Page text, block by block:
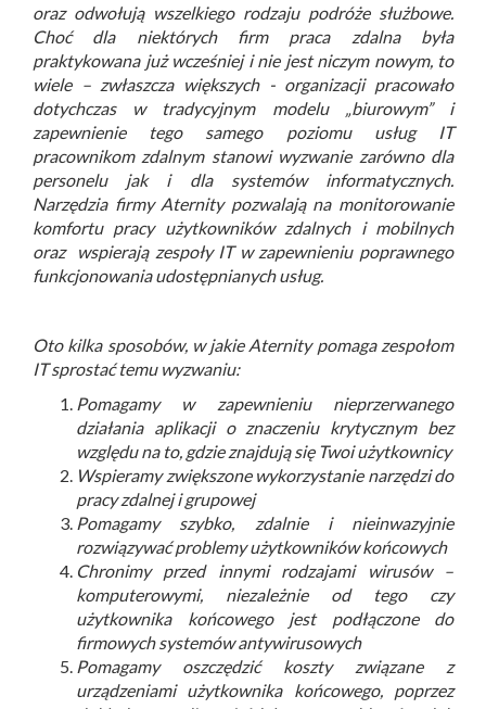
oraz odwołują wszelkiego rodzaju podróże służbowe.
Choć dla niektórych firm praca zdalna była
praktykowana już wcześniej i nie jest niczym nowym, to
wiele – zwłaszcza większych - organizacji pracowało
dotychczas w tradycyjnym modelu „biurowym” i
zapewnienie tego samego poziomu usług IT
pracownikom zdalnym stanowi wyzwanie zarówno dla
personelu jak i dla systemów informatycznych.
Narzędzia firmy Aternity pozwalają na monitorowanie
komfortu pracy użytkowników zdalnych i mobilnych
oraz wspierają zespoły IT w zapewnieniu poprawnego
funkcjonowania udostępnianych usług.
Oto kilka sposobów, w jakie Aternity pomaga zespołom
IT sprostać temu wyzwaniu:
Pomagamy w zapewnieniu nieprzerwanego
działania aplikacji o znaczeniu krytycznym bez
względu na to, gdzie znajdują się Twoi użytkownicy
Wspieramy zwiększone wykorzystanie narzędzi do
pracy zdalnej i grupowej
Pomagamy szybko, zdalnie i nieinwazyjnie
rozwiązywać problemy użytkowników końcowych
Chronimy przed innymi rodzajami wirusów –
komputerowymi, niezależnie od tego czy
użytkownika końcowego jest podłączone do
firmowych systemów antywirusowych
Pomagamy oszczędzić koszty związane z
urządzeniami użytkownika końcowego, poprzez